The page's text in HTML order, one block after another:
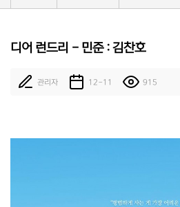
디어 런드리 - 민준 : 김찬호
관리자 12-11 915